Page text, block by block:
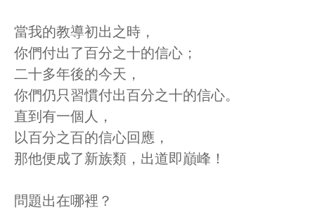
當我的教導初出之時，
你們付出了百分之十的信心；
二十多年後的今天，
你們仍只習慣付出百分之十的信心。
直到有一個人，
以百分之百的信心回應，
那他便成了新族類，出道即巔峰！
問題出在哪裡？